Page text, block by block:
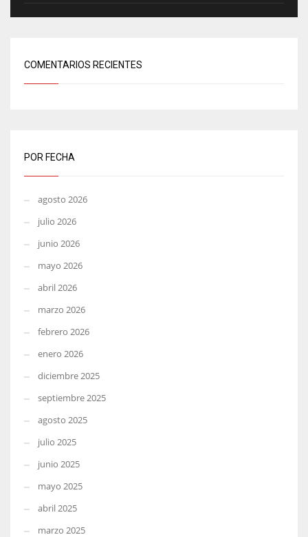
COMENTARIOS RECIENTES
POR FECHA
agosto 2026
julio 2026
junio 2026
mayo 2026
abril 2026
marzo 2026
febrero 2026
enero 2026
diciembre 2025
septiembre 2025
agosto 2025
julio 2025
junio 2025
mayo 2025
abril 2025
marzo 2025